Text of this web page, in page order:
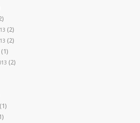
(2)
(2)
(1)
(2)
(1)